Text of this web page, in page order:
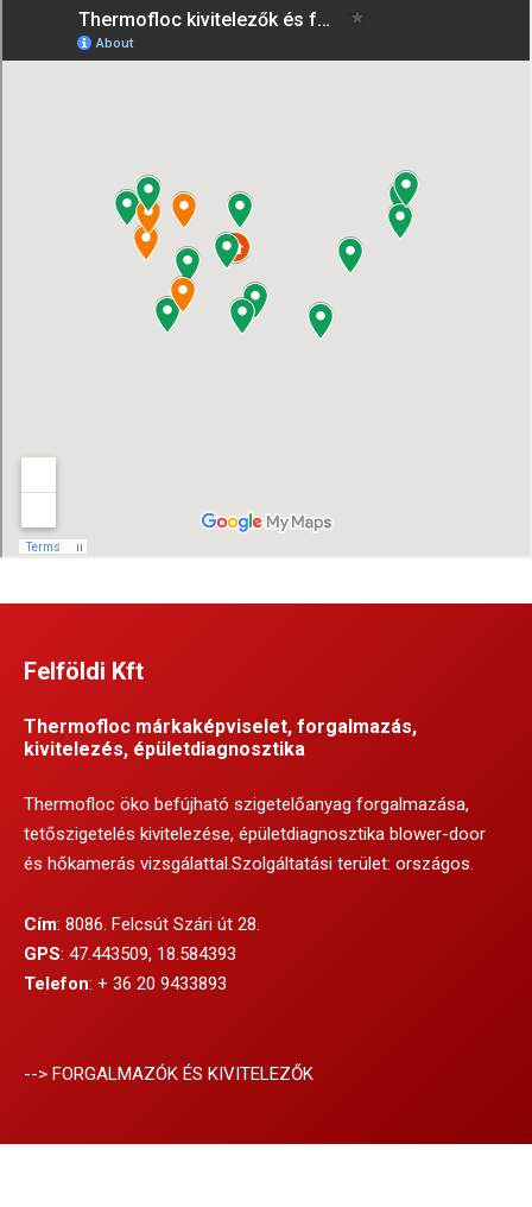
Felföldi Kft
Thermofloc márkaképviselet, forgalmazás,
kivitelezés, épületdiagnosztika
Thermofloc öko befújható szigetelőanyag forgalmazása,
tetőszigetelés kivitelezése, épületdiagnosztika blower-door
és hőkamerás vizsgálattal.Szolgáltatási terület: országos.
Cím: 8086. Felcsút Szári út 28.
GPS: 47.443509, 18.584393
Telefon: + 36 20 9433893
--> FORGALMAZÓK ÉS KIVITELEZŐK